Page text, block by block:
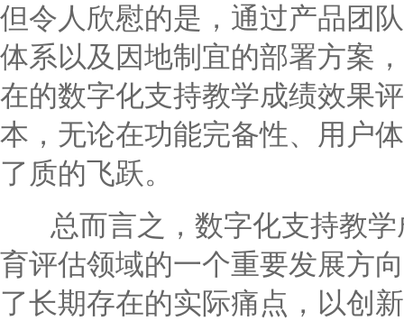
但令人欣慰的是，通过产品团
体系以及因地制宜的部署方案
在的数字化支持教学成绩效果
本，无论在功能完备性、用户
了质的飞跃。
总而言之，数字化支持教学
育评估领域的一个重要发展方
了长期存在的实际痛点，以创